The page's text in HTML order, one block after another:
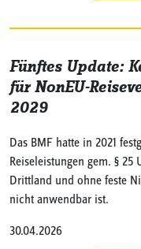
Fünftes Update:
für NonEU-
2029
Das BMF hatte in 2021
Reiseleistungen gem. §
Drittland und ohne feste
nicht anwendbar ist.
30.04.2026